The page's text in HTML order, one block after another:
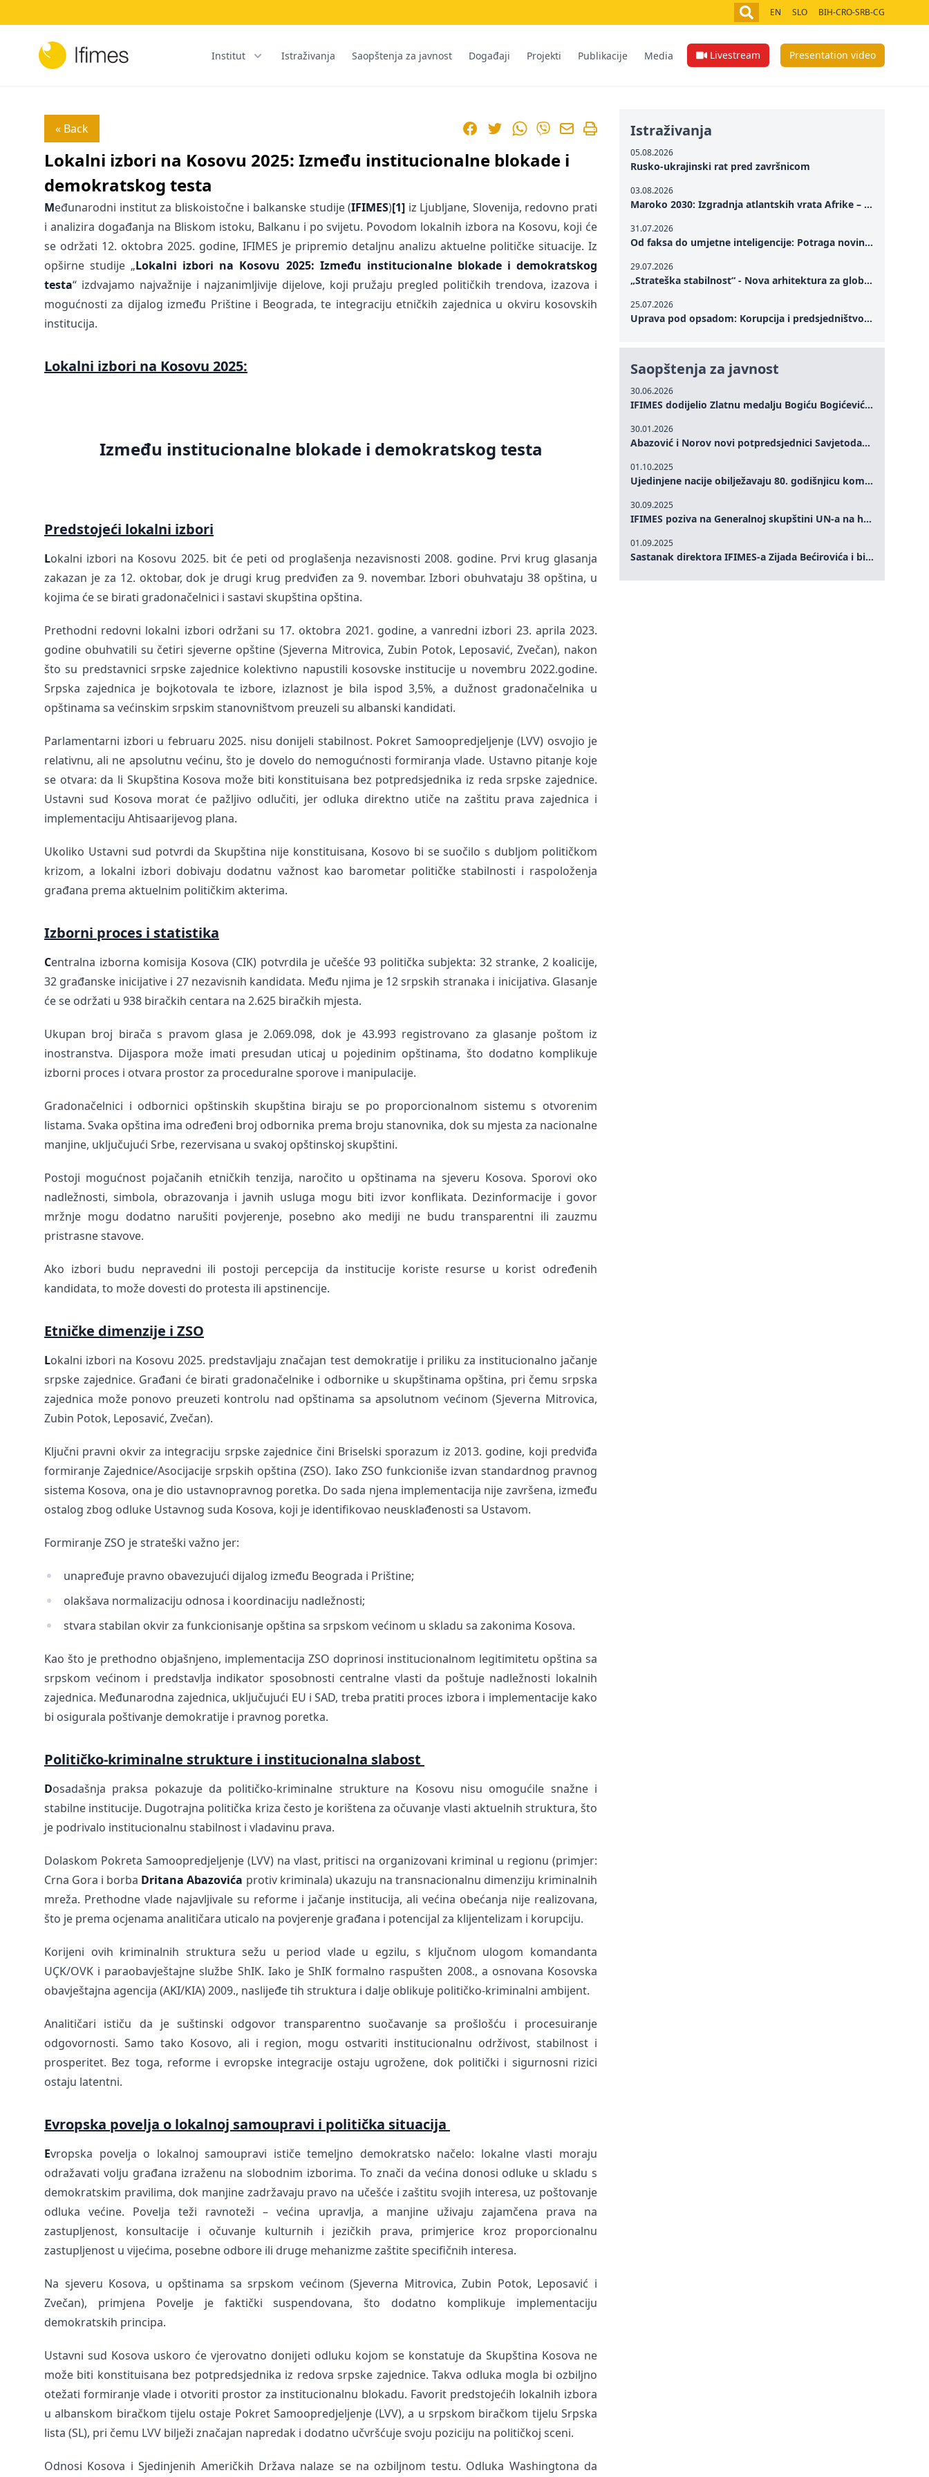
EN SLO BIH-CRO-SRB-CG
Institut Istraživanja Saopštenja za javnost Događaji Projekti Publikacije Media Livestream Presentation video
« Back FacebookTwitterWhatsApp
Viber
Lokalni izbori na Kosovu 2025: Između institucionalne blokade i
demokratskog testa
Međunarodni institut za bliskoistočne i balkanske studije (IFIMES)[1] iz Ljubljane, Slovenija, redovno prati
i analizira događanja na Bliskom istoku, Balkanu i po svijetu. Povodom lokalnih izbora na Kosovu, koji će
se održati 12. oktobra 2025. godine, IFIMES je pripremio detaljnu analizu aktuelne političke situacije. Iz
opširne studije „Lokalni izbori na Kosovu 2025: Između institucionalne blokade i demokratskog
testa“ izdvajamo najvažnije i najzanimljivije dijelove, koji pružaju pregled političkih trendova, izazova i
mogućnosti za dijalog između Prištine i Beograda, te integraciju etničkih zajednica u okviru kosovskih
institucija.
Lokalni izbori na Kosovu 2025:
Između institucionalne blokade i demokratskog testa
Predstojeći lokalni izbori
Lokalni izbori na Kosovu 2025. bit će peti od proglašenja nezavisnosti 2008. godine. Prvi krug glasanja
zakazan je za 12. oktobar, dok je drugi krug predviđen za 9. novembar. Izbori obuhvataju 38 opština, u
kojima će se birati gradonačelnici i sastavi skupština opština.
Prethodni redovni lokalni izbori održani su 17. oktobra 2021. godine, a vanredni izbori 23. aprila 2023.
godine obuhvatili su četiri sjeverne opštine (Sjeverna Mitrovica, Zubin Potok, Leposavić, Zvečan), nakon
što su predstavnici srpske zajednice kolektivno napustili kosovske institucije u novembru 2022.godine.
Srpska zajednica je bojkotovala te izbore, izlaznost je bila ispod 3,5%, a dužnost gradonačelnika u
opštinama sa većinskim srpskim stanovništvom preuzeli su albanski kandidati.
Parlamentarni izbori u februaru 2025. nisu donijeli stabilnost. Pokret Samoopredjeljenje (LVV) osvojio je
relativnu, ali ne apsolutnu većinu, što je dovelo do nemogućnosti formiranja vlade. Ustavno pitanje koje
se otvara: da li Skupština Kosova može biti konstituisana bez potpredsjednika iz reda srpske zajednice.
Ustavni sud Kosova morat će pažljivo odlučiti, jer odluka direktno utiče na zaštitu prava zajednica i
implementaciju Ahtisaarijevog plana.
Ukoliko Ustavni sud potvrdi da Skupština nije konstituisana, Kosovo bi se suočilo s dubljom političkom
krizom, a lokalni izbori dobivaju dodatnu važnost kao barometar političke stabilnosti i raspoloženja
građana prema aktuelnim političkim akterima.
Izborni proces i statistika
Centralna izborna komisija Kosova (CIK) potvrdila je učešće 93 politička subjekta: 32 stranke, 2 koalicije,
32 građanske inicijative i 27 nezavisnih kandidata. Među njima je 12 srpskih stranaka i inicijativa. Glasanje
će se održati u 938 biračkih centara na 2.625 biračkih mjesta.
Ukupan broj birača s pravom glasa je 2.069.098, dok je 43.993 registrovano za glasanje poštom iz
inostranstva. Dijaspora može imati presudan uticaj u pojedinim opštinama, što dodatno komplikuje
izborni proces i otvara prostor za proceduralne sporove i manipulacije.
Gradonačelnici i odbornici opštinskih skupština biraju se po proporcionalnom sistemu s otvorenim
listama. Svaka opština ima određeni broj odbornika prema broju stanovnika, dok su mjesta za nacionalne
manjine, uključujući Srbe, rezervisana u svakoj opštinskoj skupštini.
Postoji mogućnost pojačanih etničkih tenzija, naročito u opštinama na sjeveru Kosova. Sporovi oko
nadležnosti, simbola, obrazovanja i javnih usluga mogu biti izvor konflikata. Dezinformacije i govor
mržnje mogu dodatno narušiti povjerenje, posebno ako mediji ne budu transparentni ili zauzmu
pristrasne stavove.
Ako izbori budu nepravedni ili postoji percepcija da institucije koriste resurse u korist određenih
kandidata, to može dovesti do protesta ili apstinencije.
Etničke dimenzije i ZSO
Lokalni izbori na Kosovu 2025. predstavljaju značajan test demokratije i priliku za institucionalno jačanje
srpske zajednice. Građani će birati gradonačelnike i odbornike u skupštinama opština, pri čemu srpska
zajednica može ponovo preuzeti kontrolu nad opštinama sa apsolutnom većinom (Sjeverna Mitrovica,
Zubin Potok, Leposavić, Zvečan).
Ključni pravni okvir za integraciju srpske zajednice čini Briselski sporazum iz 2013. godine, koji predviđa
formiranje Zajednice/Asocijacije srpskih opština (ZSO). Iako ZSO funkcioniše izvan standardnog pravnog
sistema Kosova, ona je dio ustavnopravnog poretka. Do sada njena implementacija nije završena, između
ostalog zbog odluke Ustavnog suda Kosova, koji je identifikovao neusklađenosti sa Ustavom.
Formiranje ZSO je strateški važno jer:
unapređuje pravno obavezujući dijalog između Beograda i Prištine;
olakšava normalizaciju odnosa i koordinaciju nadležnosti;
stvara stabilan okvir za funkcionisanje opština sa srpskom većinom u skladu sa zakonima Kosova.
Kao što je prethodno objašnjeno, implementacija ZSO doprinosi institucionalnom legitimitetu opština sa
srpskom većinom i predstavlja indikator sposobnosti centralne vlasti da poštuje nadležnosti lokalnih
zajednica. Međunarodna zajednica, uključujući EU i SAD, treba pratiti proces izbora i implementacije kako
bi osigurala poštivanje demokratije i pravnog poretka.
Političko-kriminalne strukture i institucionalna slabost
Dosadašnja praksa pokazuje da političko-kriminalne strukture na Kosovu nisu omogućile snažne i
stabilne institucije. Dugotrajna politička kriza često je korištena za očuvanje vlasti aktuelnih struktura, što
je podrivalo institucionalnu stabilnost i vladavinu prava.
Dolaskom Pokreta Samoopredjeljenje (LVV) na vlast, pritisci na organizovani kriminal u regionu (primjer:
Crna Gora i borba Dritana Abazovića protiv kriminala) ukazuju na transnacionalnu dimenziju kriminalnih
mreža. Prethodne vlade najavljivale su reforme i jačanje institucija, ali većina obećanja nije realizovana,
što je prema ocjenama analitičara uticalo na povjerenje građana i potencijal za klijentelizam i korupciju.
Korijeni ovih kriminalnih struktura sežu u period vlade u egzilu, s ključnom ulogom komandanta
UÇK/OVK i paraobavještajne službe ShIK. Iako je ShIK formalno raspušten 2008., a osnovana Kosovska
obavještajna agencija (AKI/KIA) 2009., naslijeđe tih struktura i dalje oblikuje političko-kriminalni ambijent.
Analitičari ističu da je suštinski odgovor transparentno suočavanje sa prošlošću i procesuiranje
odgovornosti. Samo tako Kosovo, ali i region, mogu ostvariti institucionalnu održivost, stabilnost i
prosperitet. Bez toga, reforme i evropske integracije ostaju ugrožene, dok politički i sigurnosni rizici
ostaju latentni.
Evropska povelja o lokalnoj samoupravi i politička situacija
Evropska povelja o lokalnoj samoupravi ističe temeljno demokratsko načelo: lokalne vlasti moraju
odražavati volju građana izraženu na slobodnim izborima. To znači da većina donosi odluke u skladu s
demokratskim pravilima, dok manjine zadržavaju pravo na učešće i zaštitu svojih interesa, uz poštovanje
odluka većine. Povelja teži ravnoteži – većina upravlja, a manjine uživaju zajamčena prava na
zastupljenost, konsultacije i očuvanje kulturnih i jezičkih prava, primjerice kroz proporcionalnu
zastupljenost u vijećima, posebne odbore ili druge mehanizme zaštite specifičnih interesa.
Na sjeveru Kosova, u opštinama sa srpskom većinom (Sjeverna Mitrovica, Zubin Potok, Leposavić i
Zvečan), primjena Povelje je faktički suspendovana, što dodatno komplikuje implementaciju
demokratskih principa.
Ustavni sud Kosova uskoro će vjerovatno donijeti odluku kojom se konstatuje da Skupština Kosova ne
može biti konstituisana bez potpredsjednika iz redova srpske zajednice. Takva odluka mogla bi ozbiljno
otežati formiranje vlade i otvoriti prostor za institucionalnu blokadu. Favorit predstojećih lokalnih izbora
u albanskom biračkom tijelu ostaje Pokret Samoopredjeljenje (LVV), a u srpskom biračkom tijelu Srpska
lista (SL), pri čemu LVV bilježi značajan napredak i dodatno učvršćuje svoju poziciju na političkoj sceni.
Odnosi Kosova i Sjedinjenih Američkih Država nalaze se na ozbiljnom testu. Odluka Washingtona da
Saopštenja za javnost
30.06.2026
IFIMES dodijelio Zlatnu medalju Bogiću Bogićeviću za izuzetan doprinos demokratskim vrijednostima i miru
30.01.2026
Abazović i Norov novi potpredsjednici Savjetodavnog odbora IFIMES-a
01.10.2025
Ujedinjene nacije obilježavaju 80. godišnjicu komemoracijom na visokom nivou: Eileen Dong predstavlja IFIMES u oblasti ženskog liderstva, unapređenja mira, pravde, rodne ravnopravnosti i održivog razvoja
30.09.2025
IFIMES poziva na Generalnoj skupštini UN-a na hitna ulaganja u mentalno zdravlje i sisteme njege proširene umjetnom inteligencijom
01.09.2025
Sastanak direktora IFIMES-a Zijada Bećirovića i bivšeg premijera Crne Gore Dritana Abazovića
Istraživanja
05.08.2026
Rusko-ukrajinski rat pred završnicom
03.08.2026
Maroko 2030: Izgradnja atlantskih vrata Afrike – od Tangera u Mediteranu do novog geopolitičkog koridora
31.07.2026
Od faksa do umjetne inteligencije: Potraga novinarstva za istinom u digitalnom dobu
29.07.2026
„Strateška stabilnost“ - Nova arhitektura za globalnu saradnju
25.07.2026
Uprava pod opsadom: Korupcija i predsjedništvo Zelenskog – Kako unutrašnje ranjivosti testiraju političku otpornost Ukrajine u kritičnom trenutku rata